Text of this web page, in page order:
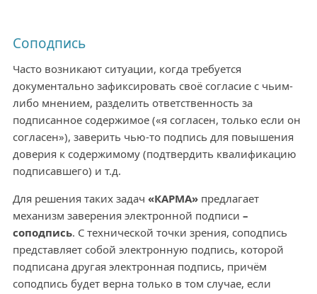
Соподпись
Часто возникают ситуации, когда требуется
документально зафиксировать своё согласие с чьим-
либо мнением, разделить ответственность за
подписанное содержимое («я согласен, только если он
согласен»), заверить чью-то подпись для повышения
доверия к содержимому (подтвердить квалификацию
подписавшего) и т.д.
Для решения таких задач «КАРМА»предлагает
механизм заверения электронной подписи –
соподпись. С технической точки зрения, соподпись
представляет собой электронную подпись, которой
подписана другая электронная подпись, причём
соподпись будет верна только в том случае, если